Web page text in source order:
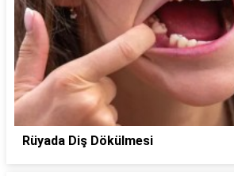
Rüyada Diş Dökülmesi